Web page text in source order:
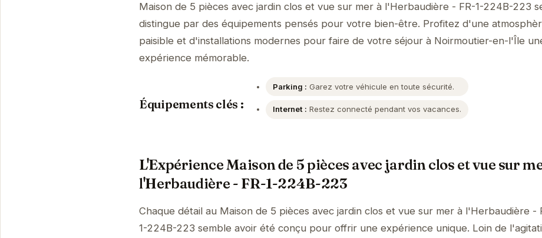
Maison de 5 pièces avec jardin clos et vue sur mer à l'Herbaudière - FR-1-224B-223
distingue par des équipements pensés pour votre bien-être. Profitez d'une
paisible et d'installations modernes pour faire de votre séjour à Noirmoutier-en-l'Île
expérience mémorable.
Équipements clés :
Parking : Garez votre véhicule en toute sécurité.
Internet : Restez connecté pendant vos vacances.
L'Expérience Maison de 5 pièces avec jardin clos et vue sur
l'Herbaudière - FR-1-224B-223
Chaque détail au Maison de 5 pièces avec jardin clos et vue sur mer à l'Herbaudière -
1-224B-223 semble avoir été conçu pour offrir une expérience unique. Loin de